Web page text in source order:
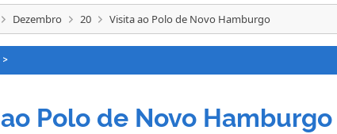
Dezembro 20 Visita ao Polo de Novo Hamburgo
>
Polo de Novo Hamburgo